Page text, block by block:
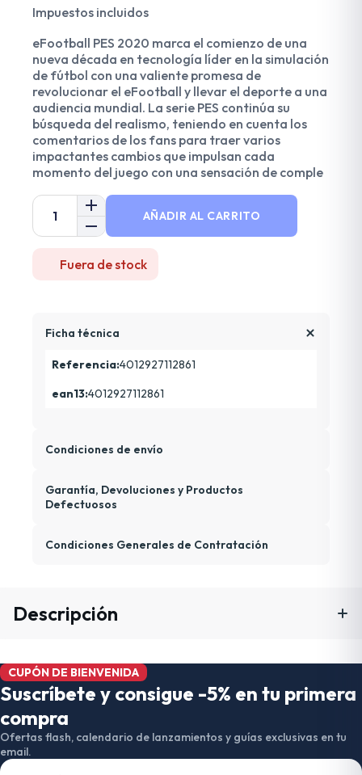
Impuestos incluidos
eFootball PES 2020 marca el comienzo de una
nueva década en tecnología líder en la simulación
de fútbol con una valiente promesa de
revolucionar el eFootball y llevar el deporte a una
audiencia mundial. La serie PES continúa su
búsqueda del realismo, teniendo en cuenta los
comentarios de los fans para traer varios
impactantes cambios que impulsan cada
momento del juego con una sensación de comple
AÑADIR AL CARRITO
Fuera de stock
Ficha técnica
Referencia:4012927112861
ean13:4012927112861
Condiciones de envío
Garantía, Devoluciones y Productos
Defectuosos
Condiciones Generales de Contratación
Descripción
CUPÓN DE BIENVENIDA
Suscríbete y consigue -5% en tu primera
compra
Ofertas flash, calendario de lanzamientos y guías exclusivas en tu
email.